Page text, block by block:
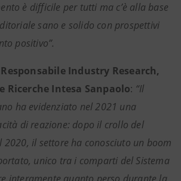
è difficile per tutti ma c’è alla base
sano e solido con prospettivi
positivo”.
Industry Research,
Ricerche Intesa Sanpaolo: “Il
ha evidenziato nel 2021 una
di reazione: dopo il crollo del
2020, il settore ha conosciuto un boom
unico tra i comparti del Sistema